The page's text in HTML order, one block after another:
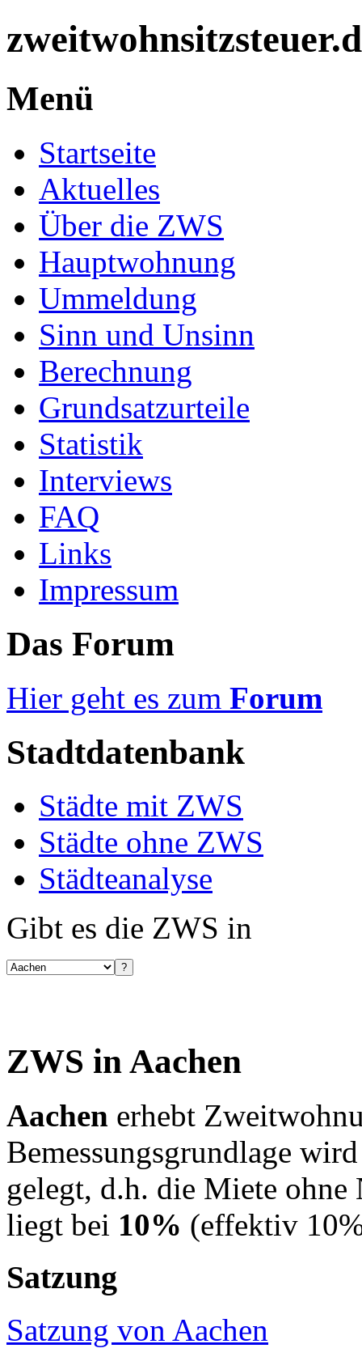
Menü
Startseite
Aktuelles
Über die ZWS
Hauptwohnung
Ummeldung
Sinn und Unsinn
Berechnung
Grundsatzurteile
Statistik
Interviews
FAQ
Links
Impressum
Das Forum
Hier geht es zum Forum
Stadtdatenbank
Städte mit ZWS
Städte ohne ZWS
Städteanalyse
Gibt es die ZWS in
ZWS in Aachen
Aachen erhebt
Bemessungsgrundlage
gelegt, d.h. die Miete ohne
liegt bei 10% (effektiv
Satzung
Satzung von Aachen